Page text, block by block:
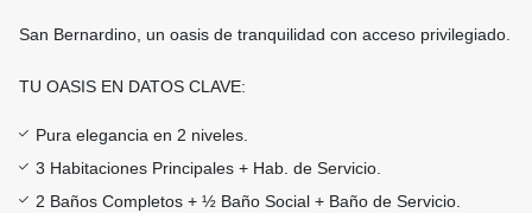
San Bernardino, un oasis de tranquilidad con acceso privilegiado.
TU OASIS EN DATOS CLAVE:
Pura elegancia en 2 niveles.
3 Habitaciones Principales + Hab. de Servicio.
2 Baños Completos + ½ Baño Social + Baño de Servicio.